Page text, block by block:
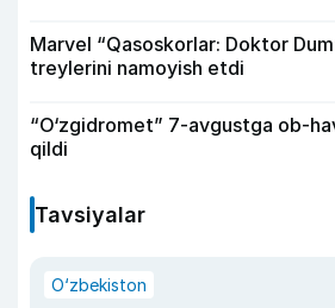
Marvel “Qasoskorlar: Doktor
treylerini namoyish etdi
“O‘zgidromet” 7-avgustga ob-
qildi
Tavsiyalar
O‘zbekiston